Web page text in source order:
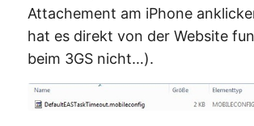
Attachement am iPhone
hat es direkt von der Website
beim 3GS nicht…).